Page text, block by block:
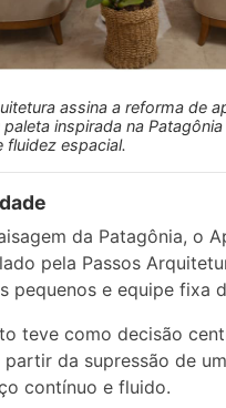
assina a reforma de
inspirada na
fluidez espacial.
da Patagônia, o
pela Passos
pequenos e equipe fixa
teve como decisão
da supressão de
contínuo e fluido.